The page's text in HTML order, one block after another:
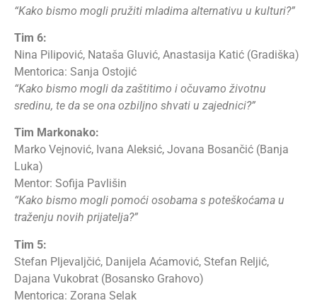
“Kako bismo mogli pružiti mladima alternativu u kulturi?”
Tim 6:
Nina Pilipović, Nataša Gluvić, Anastasija Katić (Gradiška)
Mentorica: Sanja Ostojić
“Kako bismo mogli da zaštitimo i očuvamo životnu
sredinu, te da se ona ozbiljno shvati u zajednici?”
Tim Markonako:
Marko Vejnović, Ivana Aleksić, Jovana Bosančić (Banja
Luka)
Mentor: Sofija Pavlišin
“Kako bismo mogli pomoći osobama s poteškoćama u
traženju novih prijatelja?”
Tim 5:
Stefan Pljevaljčić, Danijela Aćamović, Stefan Reljić,
Dajana Vukobrat (Bosansko Grahovo)
Mentorica: Zorana Selak